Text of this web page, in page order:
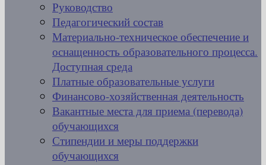
Руководство
Педагогический состав
Материально-техническое обеспечение и
оснащенность образовательного процесса.
Доступная среда
Платные образовательные услуги
Финансово-хозяйственная деятельность
Вакантные места для приема (перевода)
обучающихся
Стипендии и меры поддержки
обучающихся